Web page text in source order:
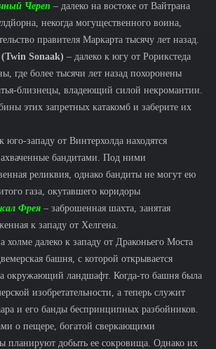
Череп – далеко на востоке от Вайтрана
некогда могущественного воина,
правителя Маркарта тысячу лет назад.
(Twin Sonaak) – далеко к югу от Рорикстеда
где более тысячи лет назад похоронены
близнецы, владеющий силой некромантии.
этих запретных катакомб и заберите их
юго-западу от Винтерхолда находятся
бандитами. Под ними
реликвия, однако бандиты не могут ею
газа, окутавшего коридоры
Фрея – заброшенная шахта, занятая
к западу от Хелгена.
далеко к западу от Драконьего Моста
башня, с которой открывается
окружающий ландшафт. Когда-то башня была
изобретательности, а теперь служит
и его банды беспринципных разбойников.
о пещере, богатой сверкающими
планируют добыть ее сокровища. Однако их